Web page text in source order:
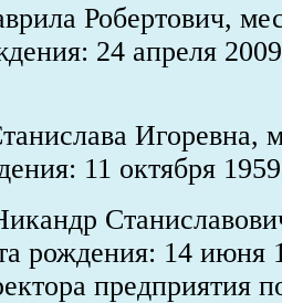
Робертович,
24 апреля
Игоревна,
11 октября
рождения: 14 июня
предприятия